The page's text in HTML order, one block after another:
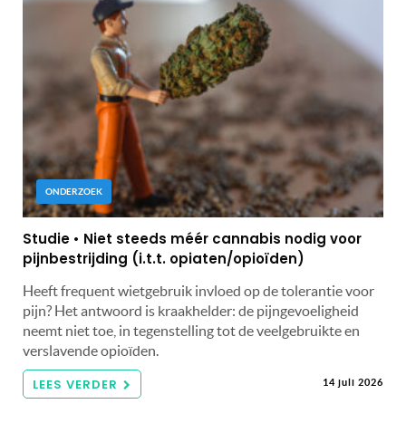
ONDERZOEK
Studie • Niet steeds méér cannabis nodig voor
pijnbestrijding (i.t.t. opiaten/opioïden)
Heeft frequent wietgebruik invloed op de tolerantie voor
pijn? Het antwoord is kraakhelder: de pijngevoeligheid
neemt niet toe, in tegenstelling tot de veelgebruikte en
verslavende opioïden.
LEES VERDER 14 juli 2026